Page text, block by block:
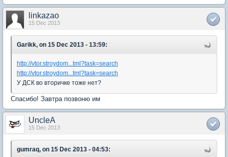
linkazao
15 Dec 2013
Garikk, on 15 Dec 2013 - 13:59:
http://vtor.stroydom...tml?task=search
http://vtor.stroydom...tml?task=search
У ДСК во вторичке тоже нет?
Спасибо! Завтра позвоню им
UncleA
15 Dec 2013
gumraq, on 15 Dec 2013 - 04:53: